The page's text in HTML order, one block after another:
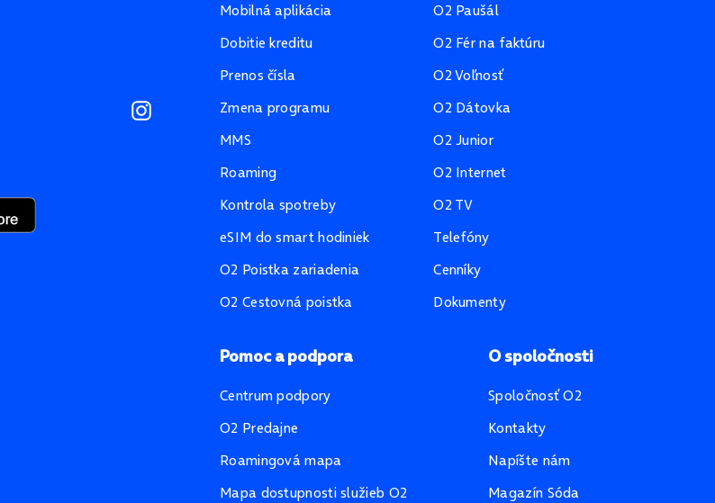
Mobilná aplikácia
Dobitie kreditu
Prenos čísla
Zmena programu
MMS
Roaming
Kontrola spotreby
eSIM do smart hodiniek
O2 Poistka zariadenia
O2 Cestovná poistka
O2 Paušál
O2 Fér na faktúru
O2 Voľnosť
O2 Dátovka
O2 Junior
O2 Internet
O2 TV
Telefóny
Cenníky
Dokumenty
Pomoc a podpora
Centrum podpory
O2 Predajne
Roamingová mapa
Mapa dostupnosti služieb O2
O spoločnosti
Spoločnosť O2
Kontakty
Napíšte nám
Magazín Sóda